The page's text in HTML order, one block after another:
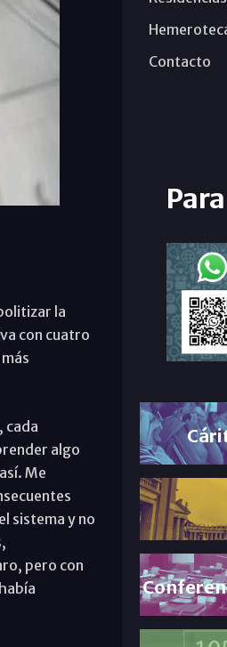
la
con cuatro
cada
algo
Me
sistema y no
pero con
Contacto